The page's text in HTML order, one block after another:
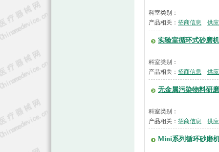
科室类别：
产品相关： 招商信息 供
实验室循环式砂磨
科室类别：
产品相关： 招商信息 供
无金属污染物料研
科室类别：
产品相关： 招商信息 供
Mini系列循环砂磨